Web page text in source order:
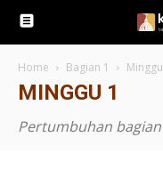
Home Bagian 1
MINGGU 1
Pertumbuhan